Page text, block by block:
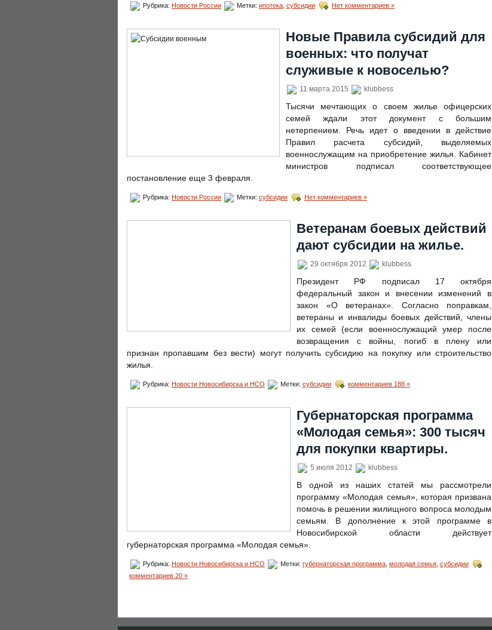
Рубрика: Новости России Метки: ипотека субсидии Нет комментариев »
Новые Правила субсидий для
военных: что получат
служивые к новоселью?
11 марта 2015 klubbess
Тысячи мечтающих о своем жилье офицерских
семей ждали этот документ с большим
нетерпением. Речь идет о введении в действие
Правил расчета субсидий, выделяемых
военнослужащим на приобретение жилья. Кабинет
министров подписал соответствующее
постановление еще 3 февраля.
Рубрика: Новости России Метки: субсидии Нет комментариев »
Ветеранам боевых действий
дают субсидии на жилье.
29 октября 2012 klubbess
Президент РФ подписал 17 октября
федеральный закон и внесении изменений в
закон «О ветеранах». Согласно поправкам,
ветераны и инвалиды боевых действий, члены
их семей (если военнослужащий умер после
возвращения с войны, погиб в плену или
признан пропавшим без вести) могут получить субсидию на покупку или строительство
жилья.
Рубрика: Новости Новосибирска и НСО Метки: субсидии комментариев 188 »
Губернаторская программа
«Молодая семья»: 300 тысяч
для покупки квартиры.
5 июля 2012 klubbess
В одной из наших статей мы рассмотрели
программу «Молодая семья», которая призвана
помочь в решении жилищного вопроса молодым
семьям. В дополнение к этой программе в
Новосибирской области действует
губернаторская программа «Молодая семья».
Рубрика: Новости Новосибирска и НСО Метки: губернаторская программа молодая семья субсидии
комментариев 20 »